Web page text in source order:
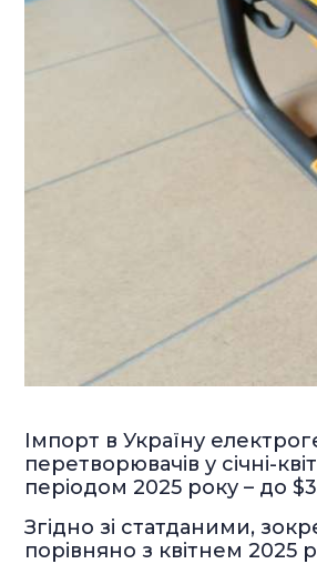
Імпорт в Україну
перетворювачів у січні-
періодом 2025 року – до
Згідно зі статданими,
порівняно з квітнем 2025